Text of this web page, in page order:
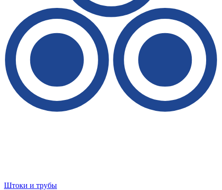
Штоки и трубы